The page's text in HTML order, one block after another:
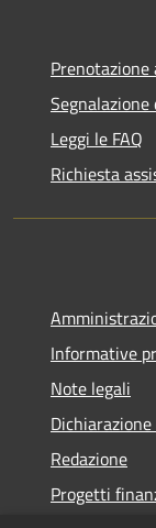
Leggi le FAQ
Richiesta
Informative
Note legali
Redazione
Progetti